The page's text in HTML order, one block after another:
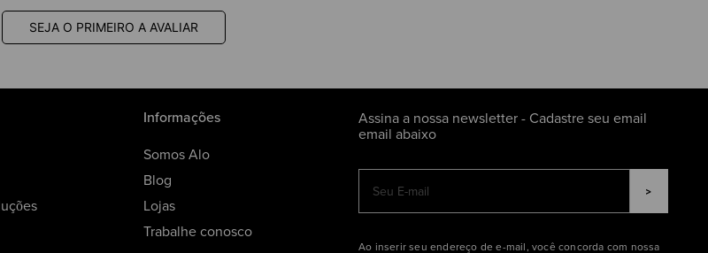
SEJA O PRIMEIRO A AVALIAR
Informações
Somos Alo
Blog
Lojas
Trabalhe conosco
Assina a nossa newsletter - Cadastre seu email
email abaixo
Ao inserir seu endereço de e-mail, você concorda com nossa